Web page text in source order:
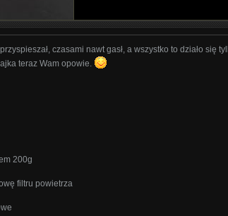
czasami nawt gasł, a wszystko to działo
teraz Wam opowie.
200g
filtru powietrza